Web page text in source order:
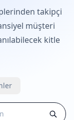
takipçi
müşteri
kitle